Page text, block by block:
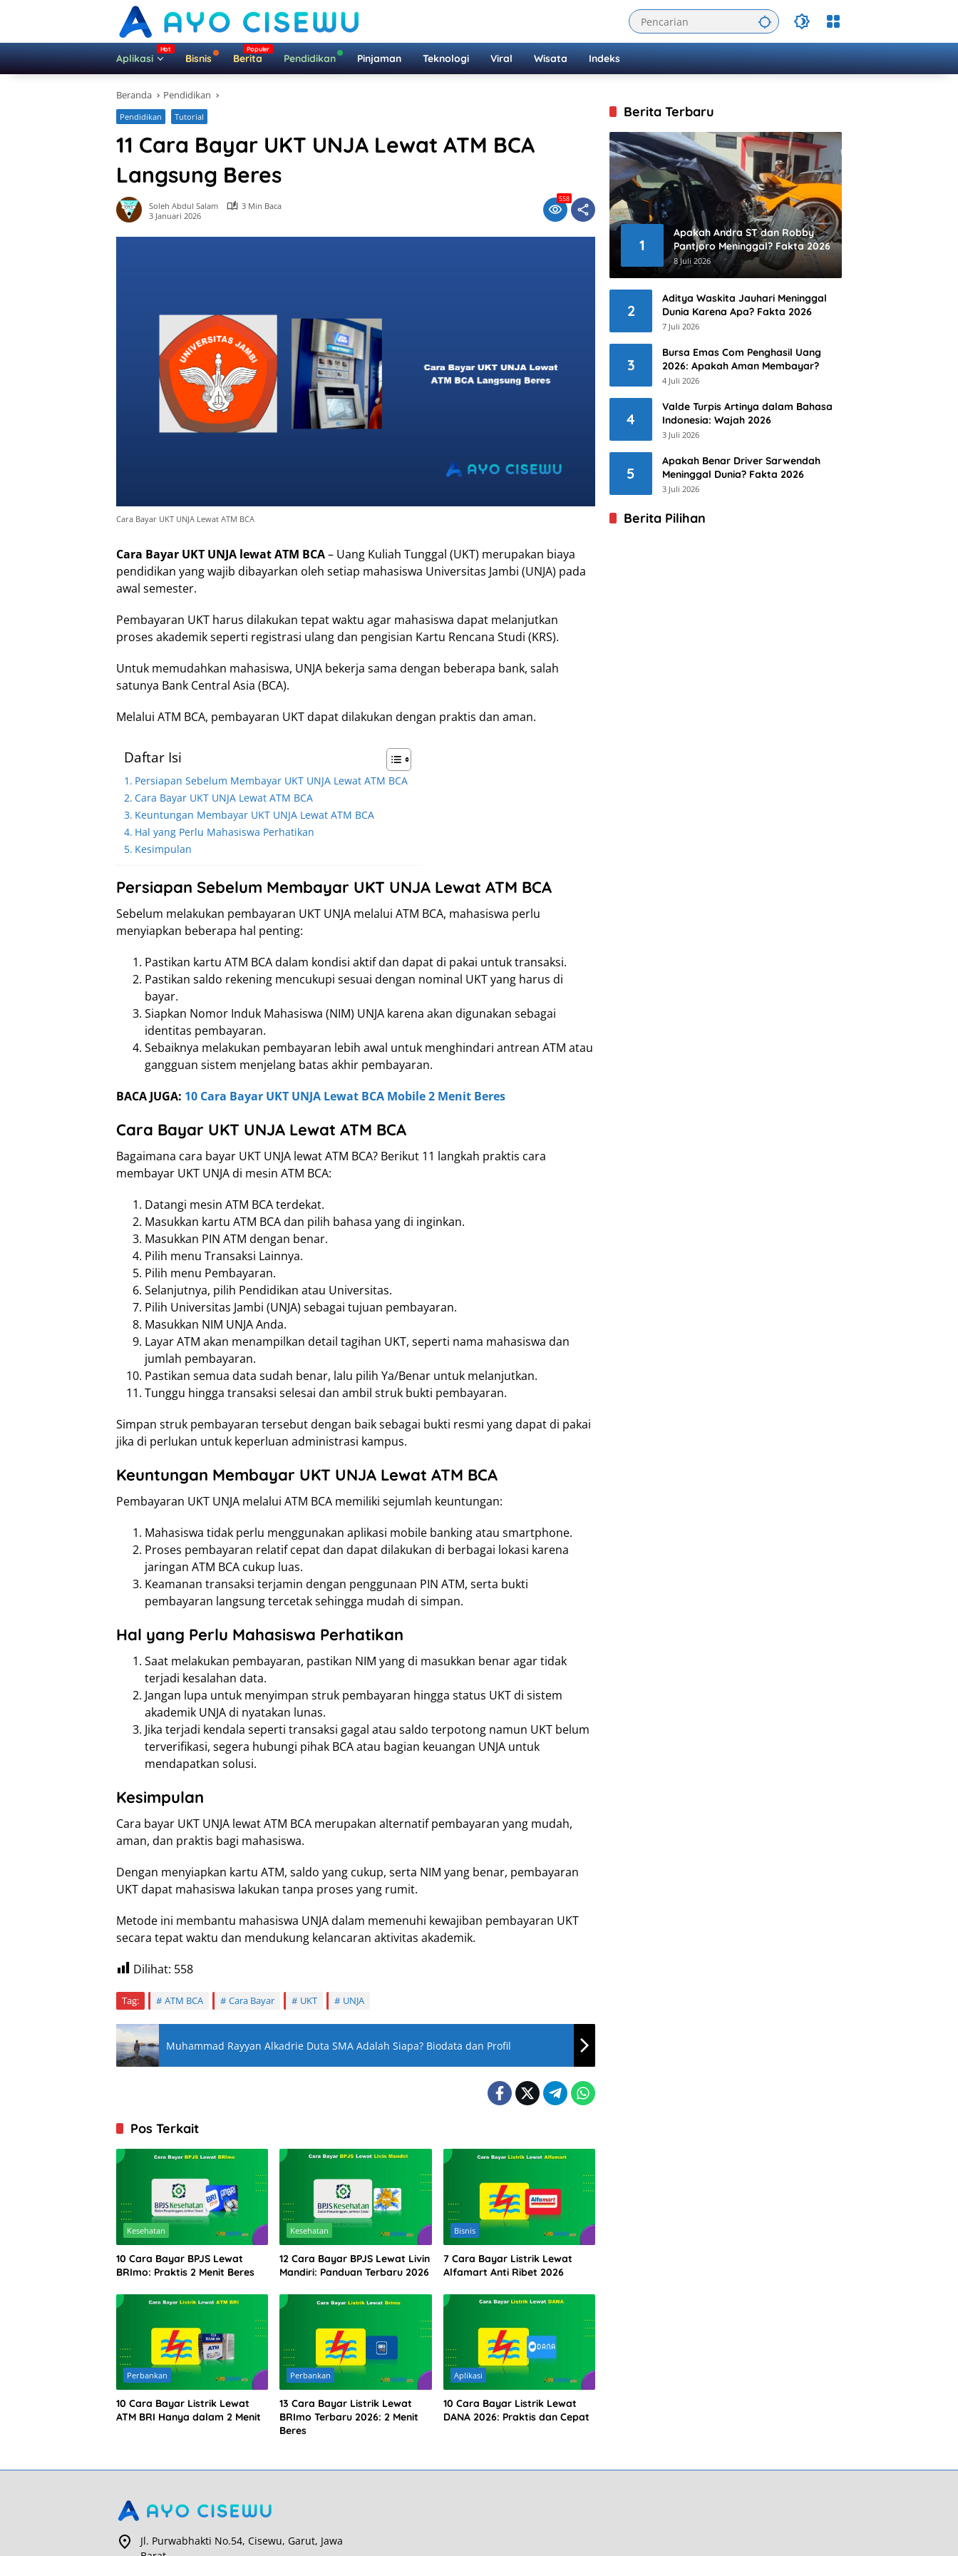
Aplikasi Bisnis Berita Pendidikan Pinjaman Teknologi Viral Wisata Indeks
Beranda Pendidikan
Pendidikan Tutorial
11 Cara Bayar UKT UNJA Lewat ATM BCA
Langsung Beres
Soleh Abdul Salam
3 Min Baca
3 Januari 2026
558
Cara Bayar UKT UNJA Lewat ATM BCA
Cara Bayar UKT UNJA lewat ATM BCA– Uang Kuliah Tunggal (UKT) merupakan biaya
pendidikan yang wajib dibayarkan oleh setiap mahasiswa Universitas Jambi (UNJA) pada
awal semester.
Pembayaran UKT harus dilakukan tepat waktu agar mahasiswa dapat melanjutkan
proses akademik seperti registrasi ulang dan pengisian Kartu Rencana Studi (KRS).
Untuk memudahkan mahasiswa, UNJA bekerja sama dengan beberapa bank, salah
satunya Bank Central Asia (BCA).
Melalui ATM BCA, pembayaran UKT dapat dilakukan dengan praktis dan aman.
Daftar Isi
Persiapan Sebelum Membayar UKT UNJA Lewat ATM BCA
Cara Bayar UKT UNJA Lewat ATM BCA
Keuntungan Membayar UKT UNJA Lewat ATM BCA
Hal yang Perlu Mahasiswa Perhatikan
Kesimpulan
Persiapan Sebelum Membayar UKT UNJA Lewat ATM BCA
Sebelum melakukan pembayaran UKT UNJA melalui ATM BCA, mahasiswa perlu
menyiapkan beberapa hal penting:
Pastikan kartu ATM BCA dalam kondisi aktif dan dapat di pakai untuk transaksi.
Pastikan saldo rekening mencukupi sesuai dengan nominal UKT yang harus di
bayar.
Siapkan Nomor Induk Mahasiswa (NIM) UNJA karena akan digunakan sebagai
identitas pembayaran.
Sebaiknya melakukan pembayaran lebih awal untuk menghindari antrean ATM atau
gangguan sistem menjelang batas akhir pembayaran.
BACA JUGA: 10 Cara Bayar UKT UNJA Lewat BCA Mobile 2 Menit Beres
Cara Bayar UKT UNJA Lewat ATM BCA
Bagaimana cara bayar UKT UNJA lewat ATM BCA? Berikut 11 langkah praktis cara
membayar UKT UNJA di mesin ATM BCA:
Datangi mesin ATM BCA terdekat.
Masukkan kartu ATM BCA dan pilih bahasa yang di inginkan.
Masukkan PIN ATM dengan benar.
Pilih menu Transaksi Lainnya.
Pilih menu Pembayaran.
Selanjutnya, pilih Pendidikan atau Universitas.
Pilih Universitas Jambi (UNJA) sebagai tujuan pembayaran.
Masukkan NIM UNJA Anda.
Layar ATM akan menampilkan detail tagihan UKT, seperti nama mahasiswa dan
jumlah pembayaran.
Pastikan semua data sudah benar, lalu pilih Ya/Benar untuk melanjutkan.
Tunggu hingga transaksi selesai dan ambil struk bukti pembayaran.
Simpan struk pembayaran tersebut dengan baik sebagai bukti resmi yang dapat di pakai
jika di perlukan untuk keperluan administrasi kampus.
Keuntungan Membayar UKT UNJA Lewat ATM BCA
Pembayaran UKT UNJA melalui ATM BCA memiliki sejumlah keuntungan:
Mahasiswa tidak perlu menggunakan aplikasi mobile banking atau smartphone.
Proses pembayaran relatif cepat dan dapat dilakukan di berbagai lokasi karena
jaringan ATM BCA cukup luas.
Keamanan transaksi terjamin dengan penggunaan PIN ATM, serta bukti
pembayaran langsung tercetak sehingga mudah di simpan.
Hal yang Perlu Mahasiswa Perhatikan
Saat melakukan pembayaran, pastikan NIM yang di masukkan benar agar tidak
terjadi kesalahan data.
Jangan lupa untuk menyimpan struk pembayaran hingga status UKT di sistem
akademik UNJA di nyatakan lunas.
Jika terjadi kendala seperti transaksi gagal atau saldo terpotong namun UKT belum
terverifikasi, segera hubungi pihak BCA atau bagian keuangan UNJA untuk
mendapatkan solusi.
Kesimpulan
Cara bayar UKT UNJA lewat ATM BCA merupakan alternatif pembayaran yang mudah,
aman, dan praktis bagi mahasiswa.
Dengan menyiapkan kartu ATM, saldo yang cukup, serta NIM yang benar, pembayaran
UKT dapat mahasiswa lakukan tanpa proses yang rumit.
Metode ini membantu mahasiswa UNJA dalam memenuhi kewajiban pembayaran UKT
secara tepat waktu dan mendukung kelancaran aktivitas akademik.
Dilihat: 558
Tag: ATM BCA Cara Bayar UKT UNJA
Muhammad Rayyan Alkadrie Duta SMA Adalah Siapa? Biodata dan Profil
Pos Terkait
Kesehatan
10 Cara Bayar BPJS Lewat
BRImo: Praktis 2 Menit Beres
Kesehatan
12 Cara Bayar BPJS Lewat Livin
Mandiri: Panduan Terbaru 2026
Bisnis
7 Cara Bayar Listrik Lewat
Alfamart Anti Ribet 2026
Perbankan
10 Cara Bayar Listrik Lewat
ATM BRI Hanya dalam 2 Menit
Perbankan
13 Cara Bayar Listrik Lewat
BRImo Terbaru 2026: 2 Menit
Beres
Aplikasi
10 Cara Bayar Listrik Lewat
DANA 2026: Praktis dan Cepat
Berita Terbaru
1
Apakah Andra ST dan Robby
Pantjoro Meninggal? Fakta 2026
8 Juli 2026
2
Aditya Waskita Jauhari Meninggal
Dunia Karena Apa? Fakta 2026
7 Juli 2026
3
Bursa Emas Com Penghasil Uang
2026: Apakah Aman Membayar?
4 Juli 2026
4
Valde Turpis Artinya dalam Bahasa
Indonesia: Wajah 2026
3 Juli 2026
5
Apakah Benar Driver Sarwendah
Meninggal Dunia? Fakta 2026
3 Juli 2026
Berita Pilihan
Jl. Purwabhakti No.54, Cisewu, Garut, Jawa